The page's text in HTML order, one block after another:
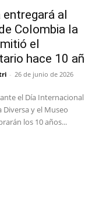
entregará al
Colombia la
el
hace 10
- 26 de junio de 2026
el Día
Diversa y el Museo
los 10 años...